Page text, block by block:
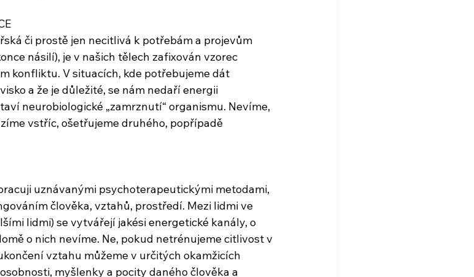
či prostě jen necitlivá k potřebám a projevům
násilí), je v našich tělech zafixován vzorec
konfliktu. V situacích, kde potřebujeme dát
a že je důležité, se nám nedaří energii
neurobiologické „zamrznutí“ organismu. Nevíme,
vstříc, ošetřujeme druhého, popřípadě
uznávanými psychoterapeutickými metodami,
člověka, vztahů, prostředí. Mezi lidmi ve
lidmi) se vytvářejí jakési energetické kanály, o
o nich nevíme. Ne, pokud netrénujeme citlivost v
vztahu můžeme v určitých okamžicích
myšlenky a pocity daného člověka a